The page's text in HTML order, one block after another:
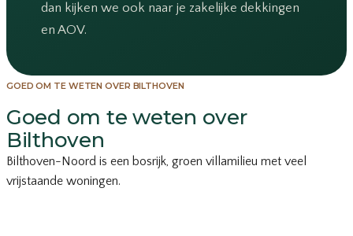
dan kijken we ook naar je zakelijke dekkingen
en AOV.
GOED OM TE WETEN OVER BILTHOVEN
Goed om te weten over
Bilthoven
Bilthoven-Noord is een bosrijk, groen villamilieu met veel
vrijstaande woningen.